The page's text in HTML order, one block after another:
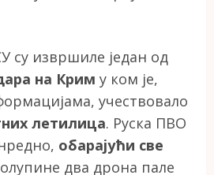
су извршиле један од
на Крим у ком је,
учествовало
летилица. Руска ПВО
обарајући све
два дрона пале